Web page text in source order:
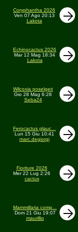
Coryphantha 2026
Ven 07 Ago 20:13
Lakota
Echinocactus 2026
Mar 12 Mag 18:34
Lakota
Wilcoxia poselgeri
Gio 28 Mag 6:28
Seba24
Ferocactus glauc...
Lun 15 Giu 10:41
marc.degiorgi
Fioriture 2026
Mer 22 Lug 2:26
cactus
Mammillaria comp...
Dom 21 Giu 19:07
maurillio